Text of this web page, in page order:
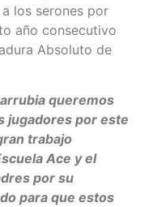
los serones por
año consecutivo
Absoluto de
queremos
jugadores por este
trabajo
Ace y el
por su
para que estos